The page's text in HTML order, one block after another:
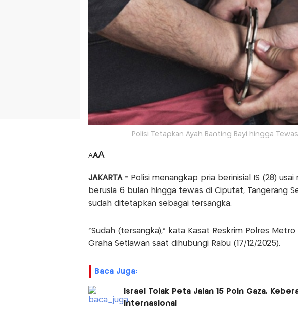
Polisi Tetapkan Ayah Banting Bayi hingga
AAA
JAKARTA -Polisi menangkap pria berinisial IS (28)
berusia 6 bulan hingga tewas di Ciputat, Tangerang
sudah ditetapkan sebagai tersangka.
“Sudah (tersangka),” kata Kasat Reskrim Polres Metro
Graha Setiawan saat dihubungi Rabu (17/12/2025).
Baca Juga:
Israel Tolak Peta Jalan 15 Poin Gaza,
Internasional